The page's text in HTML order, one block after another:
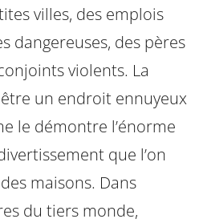
villes, des emplois
dangereuses, des pères
violents. La
être un endroit ennuyeux
le démontre l’énorme
que l’on
maisons. Dans
du tiers monde,